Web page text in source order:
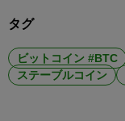
タグ
ビットコイン #BTC
ステーブルコイン